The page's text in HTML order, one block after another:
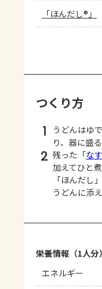
「ほんだし®」
つくり方
1
うどんはゆ
り、器に盛る
2 残った「な
加えてひと
「ほんだし
うどんに添え
栄養情報（1人分）
エネルギー